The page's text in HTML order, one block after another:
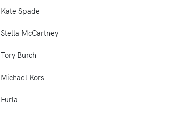
Kate Spade
Stella McCartney
Tory Burch
Michael Kors
Furla